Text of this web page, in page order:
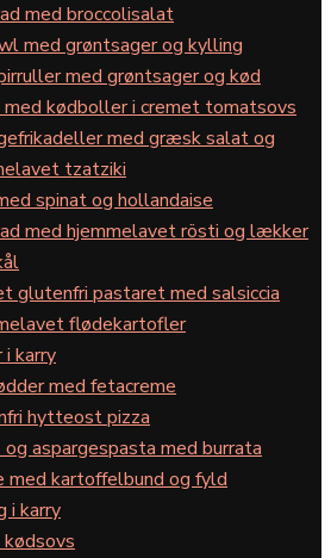
med broccolisalat
med grøntsager og kylling
med grøntsager og kød
med kødboller i cremet tomatsovs
med græsk salat og
tzatziki
spinat og hollandaise
med hjemmelavet rösti og lækker
glutenfri pastaret med salsiccia
flødekartofler
karry
med fetacreme
hytteost pizza
aspargespasta med burrata
kartoffelbund og fyld
i karry